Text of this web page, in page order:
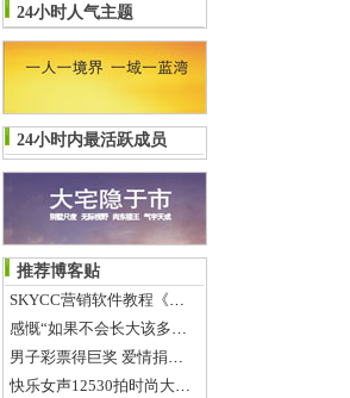
24小时人气主题
24小时内最活跃成员
推荐博客贴
SKYCC营销软件教程《四》SNS博客群建使用
感慨“如果不会长大该多好. ”
男子彩票得巨奖 爱情捐献创记录
快乐女声12530拍时尚大片寻求突破 郁可唯接长发黄英跳街舞